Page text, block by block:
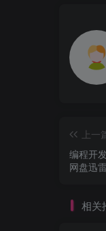
上一
编程开
网盘迅
相关